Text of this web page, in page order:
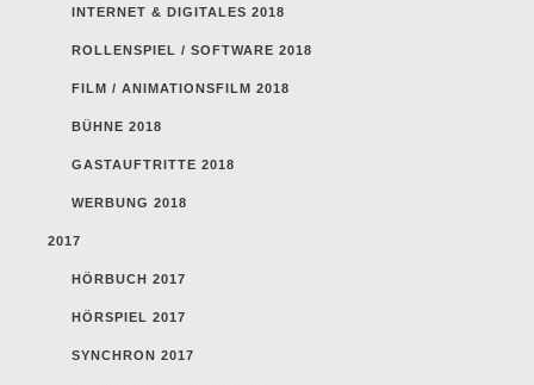
INTERNET & DIGITALES 2018
ROLLENSPIEL / SOFTWARE 2018
FILM / ANIMATIONSFILM 2018
BÜHNE 2018
GASTAUFTRITTE 2018
WERBUNG 2018
2017
HÖRBUCH 2017
HÖRSPIEL 2017
SYNCHRON 2017